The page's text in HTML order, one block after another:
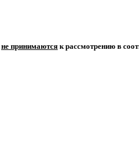
не принимаются к рассмотрению в